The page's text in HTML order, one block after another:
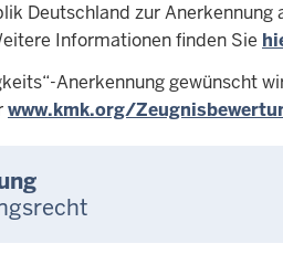
Deutschland zur
Informationen finden Sie
Anerkennung gewünscht
www.kmk.org/